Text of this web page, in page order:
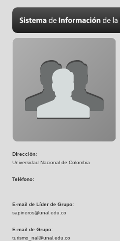
Dirección:
Universidad Nacional de Colombia
Teléfono:
E-mail de Líder de Grupo:
sapineros@unal.edu.co
E-mail de Grupo:
turismo_nal@unal.edu.co